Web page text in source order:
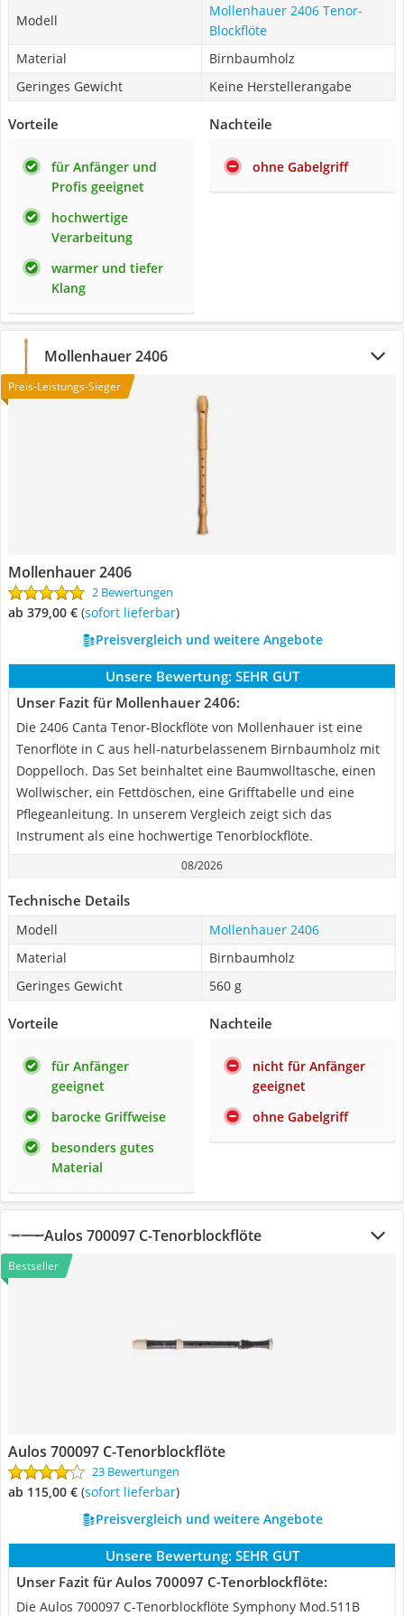
Modell
Mollenhauer 2406 Tenor-
Blockflöte
Material
Birnbaumholz
Geringes Gewicht
Keine Herstellerangabe
Vorteile
für Anfänger und
Profis geeignet
hochwertige
Verarbeitung
warmer und tiefer
Klang
Nachteile
ohne Gabelgriff
Mollenhauer ‎2406
Preis-Leistungs-Sieger
Mollenhauer ‎2406
2 Bewertungen
ab 379,00 € ( Sofort lieferbar)
Preisvergleich und weitere Angebote
Unsere Bewertung: SEHR GUT
Unser Fazit für Mollenhauer ‎2406:
Die 2406 Canta Tenor-Blockflöte von Mollenhauer ist eine
Tenorflöte in C aus hell-naturbelassenem Birnbaumholz mit
Doppelloch. Das Set beinhaltet eine Baumwolltasche, einen
Wollwischer, ein Fettdöschen, eine Grifftabelle und eine
Pflegeanleitung. In unserem Vergleich zeigt sich das
Instrument als eine hochwertige Tenorblockflöte.
08/2026
Technische Details
Modell
Mollenhauer ‎2406
Material
Birnbaumholz
Geringes Gewicht
‎560 g
Vorteile
für Anfänger
geeignet
barocke Griffweise
besonders gutes
Material
Nachteile
nicht für Anfänger
geeignet
ohne Gabelgriff
Aulos 700097 C-Tenorblockflöte
Bestseller
Aulos 700097 C-Tenorblockflöte
23 Bewertungen
ab 115,00 € ( Sofort lieferbar)
Preisvergleich und weitere Angebote
Unsere Bewertung: SEHR GUT
Unser Fazit für Aulos 700097 C-Tenorblockflöte:
Die Aulos 700097 C-Tenorblockflöte Symphony Mod.511B